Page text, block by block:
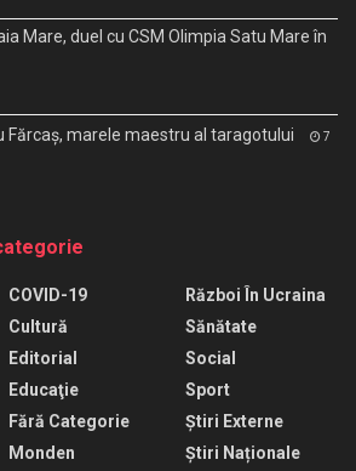
Mare, duel cu CSM Olimpia Satu Mare în
Fărcaș, marele maestru al taragotului 7
COVID-19
Cultură
Editorial
Educaţie
Fără Categorie
Monden
Război În Ucraina
Sănătate
Social
Sport
Știri Externe
Știri Naționale